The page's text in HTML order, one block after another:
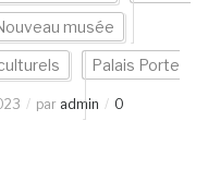
musée
Palais Porte
par admin
0